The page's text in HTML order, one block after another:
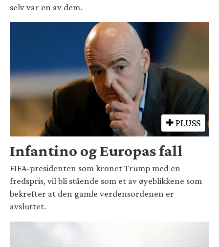
selv var en av dem.
PLUSS
Infantino og Europas fall
FIFA-presidenten som kronet Trump med en
fredspris, vil bli stående som et av øyeblikkene som
bekrefter at den gamle verdensordenen er
avsluttet.